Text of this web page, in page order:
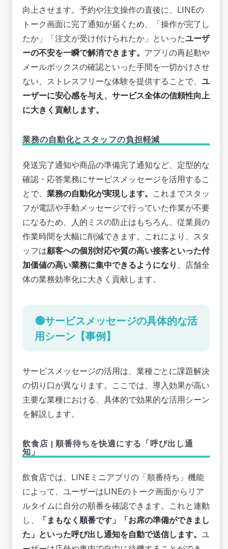
向上させます。予約や注文操作の直後に、LINEの
トーク画面に完了通知が届くため、「操作が完了し
たか」「注文が受け付けられたか」といったユーザ
ーの不安を一瞬で解消できます。 アプリの再起動や
メールボックスの確認といった手間を一切かけさせ
ない、ストレスフリーな体験を提供することで、 ユ
ーザーに安心感を与え、サービス全体の信頼性向上
に大きく貢献します。
業務の自動化とスタッフの負担軽減
発送完了通知や商品の準備完了通知など、定型的な
確認・応答業務にサービスメッセージを活用するこ
とで、 業務の自動化が実現します。 これまでスタッ
フが電話や手動メッセージで行っていた作業が不要
になるため、人的ミスの防止はもちろん、従業員の
作業時間を大幅に削減できます。これにより、スタ
ッフは顧客への個別対応や質の高い接客といった付
加価値の高い業務に集中できるようになり 、店舗全
体の業務効率化に大きく貢献します。
🟢サービスメッセージの具体的な活
用シーン【事例】
サービスメッセージの活用は、業種ごとに課題解決
の切り口が異なります。ここでは、導入効果が高い
主要な業種における、具体的で効果的な活用シーン
を解説します。
飲食店 | 順番待ちを快適にする「呼び出し通
知」
飲食店では、LINEミニアプリの「順番待ち」機能
によって、ユーザーはLINEのトーク画面からリア
ルタイムに自分の順番を確認できます。これと連動
し、
「まもなく順番です」「お席の準備ができまし
た」といった呼び出し通知を自動で送信します。 ユ